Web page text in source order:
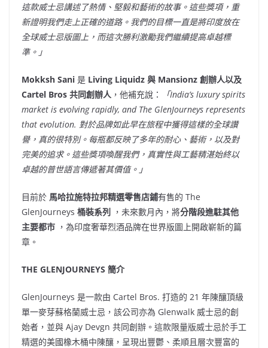
這款威士忌講述了熱情、堅毅和藝術的故事。這些獎項，重
新證明我們走上正確的道路。我們的目標一直是將印度放在
全球威士忌版圖上，而這次勝利激勵我們繼續提高卓越標
準。」
Mokksh Sani 是 Living Liquidz 與 Mansionz 創辦人以及
Cartel Bros 共同創辦人 ，他補充說：
「India’s luxury spirits
market is evolving rapidly, and The GlenJourneys represents
that evolution. 對於品牌如此早在旅程中獲得這樣的全球讚
譽，真的很特別。每瓶都反映了多年的耐心、藝術，以及對
完美的追求。這些獎項喚醒我們，真實性與工藝精湛始終以
卓越的普世語言傳遞著其價值。」
目前於 馬哈拉施特拉邦精選零售店鋪有售的 The
GlenJourneys 桶裝系列 ，未來數月內，將分階段進駐其他
主要都市 ，為印度奢華烈酒品牌在世界版圖上開啟嶄新的篇
章。
THE GLENJOURNEYS 簡介
GlenJourneys 是一款由 Cartel Bros. 打造的 21 年陳釀頂級
單一麥芽蘇格蘭威士忌，該公司亦為 Glenwalk 威士忌的創
始者，並與 Ajay Devgn 共同創辦。這款限量版威士忌於手工
精選的美國橡木桶中陳釀，呈現出豐鬱、柔順且層次豐富的